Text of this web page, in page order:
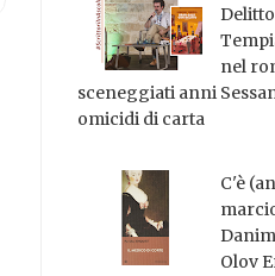
nel
sceneggiati anni
omicidi di carta
C'è
Olov